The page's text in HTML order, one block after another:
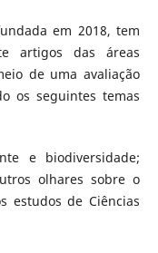
em 2018, tem
artigos das áreas
de uma avaliação
os seguintes temas
e biodiversidade;
olhares sobre o
estudos de Ciências